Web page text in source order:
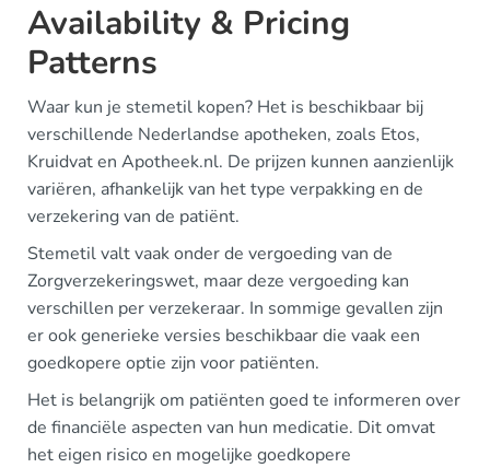
Availability & Pricing
Patterns
Waar kun je stemetil kopen? Het is beschikbaar bij
verschillende Nederlandse apotheken, zoals Etos,
Kruidvat en Apotheek.nl. De prijzen kunnen aanzienlijk
variëren, afhankelijk van het type verpakking en de
verzekering van de patiënt.
Stemetil valt vaak onder de vergoeding van de
Zorgverzekeringswet, maar deze vergoeding kan
verschillen per verzekeraar. In sommige gevallen zijn
er ook generieke versies beschikbaar die vaak een
goedkopere optie zijn voor patiënten.
Het is belangrijk om patiënten goed te informeren over
de financiële aspecten van hun medicatie. Dit omvat
het eigen risico en mogelijke goedkopere